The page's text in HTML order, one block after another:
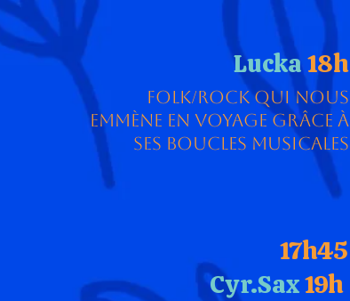
Lucka18h
Folk/Rock qui nous
emmène en voyage grâce à
ses boucles musicales
17h45
Cyr.Sax19h